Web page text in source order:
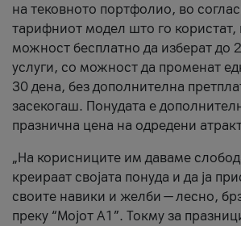
на тековното портфолио, во
тарифниот модел што го користат,
можност бесплатно да изберат до
услуги, со можност да променат
30 дена, без дополнителна
засекогаш. Понудата е
празнична цена на одредени
„На корисниците им даваме
креираат својата понуда и да ја
своите навики и желби — лесно,
преку “Мојот А1”. Токму за